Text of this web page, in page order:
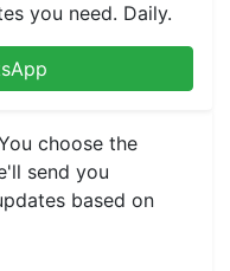
you need. Daily.
choose the
send you
based on